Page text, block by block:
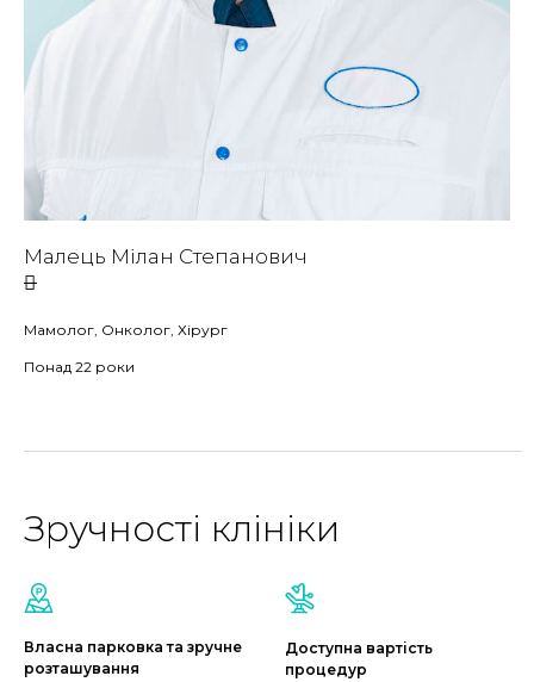
Малець Мілан Степанович
Мамолог, Онколог, Хірург
Понад 22 роки
Зручності клініки
Власна парковка та зручне
розташування
Доступна вартість
процедур